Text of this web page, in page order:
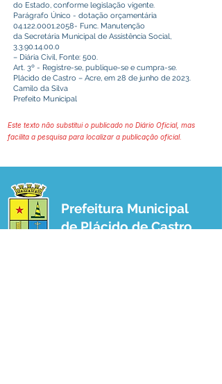
do Estado, conforme legislação vigente.
Parágrafo Único - dotação orçamentária
04.122.0001.2058- Func. Manutenção
da Secretária Municipal de Assistência Social,
3.3.90.14.00.0
– Diária Civil, Fonte: 500.
Art. 3º - Registre-se, publique-se e cumpra-se.
Plácido de Castro – Acre, em 28 de junho de 2023.
Camilo da Silva
Prefeito Municipal
Este texto não substitui o publicado no Diário Oficial, mas
facilita a pesquisa para localizar a publicação oficial.
Prefeitura Municipal
de Plácido de Castro